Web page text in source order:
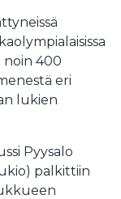
noin 400
eri
lukien
Pyysalo
palkittiin